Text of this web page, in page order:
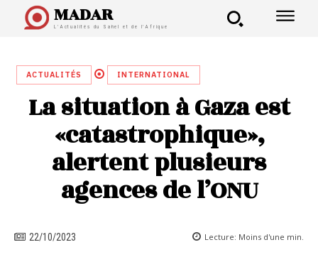
MADAR
L'Actualités du Sahel et de l'Afrique
ACTUALITÉS INTERNATIONAL
La situation à Gaza est
«catastrophique»,
alertent plusieurs
agences de l’ONU
22/10/2023 Lecture: Moins d'une min.